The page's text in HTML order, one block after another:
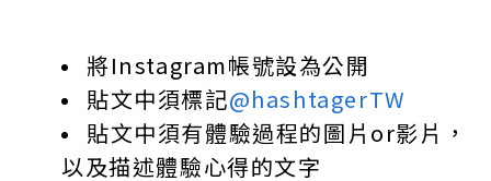
將Instagram帳號設為公開
貼文中須標記@hashtagerTW
貼文中須有體驗過程的圖片or影片，
以及描述體驗心得的文字